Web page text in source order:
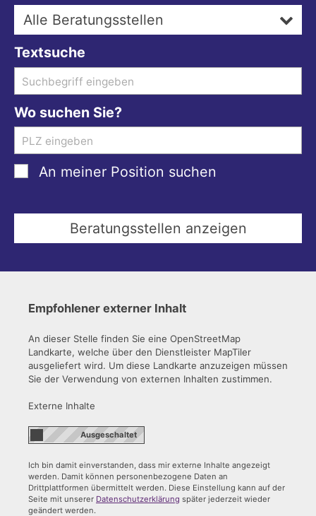
Alle Beratungsstellen
Textsuche
Wo suchen Sie?
An meiner Position suchen
Empfohlener externer Inhalt
An dieser Stelle finden Sie eine OpenStreetMap
Landkarte, welche über den Dienstleister MapTiler
ausgeliefert wird. Um diese Landkarte anzuzeigen müssen
Sie der Verwendung von externen Inhalten zustimmen.
Externe Inhalte
Ich bin damit einverstanden, dass mir externe Inhalte angezeigt
werden. Damit können personenbezogene Daten an
Drittplattformen übermittelt werden. Diese Einstellung kann auf der
Seite mit unserer Datenschutzerklärung später jederzeit wieder
geändert werden.